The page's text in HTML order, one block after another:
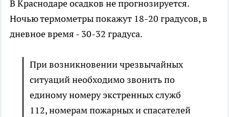
В Краснодаре осадков не прогнозируется.
Ночью термометры покажут 18-20 градусов, в
дневное время - 30-32 градуса.
При возникновении чрезвычайных
ситуаций необходимо звонить по
единому номеру экстренных служб
112, номерам пожарных и спасателей